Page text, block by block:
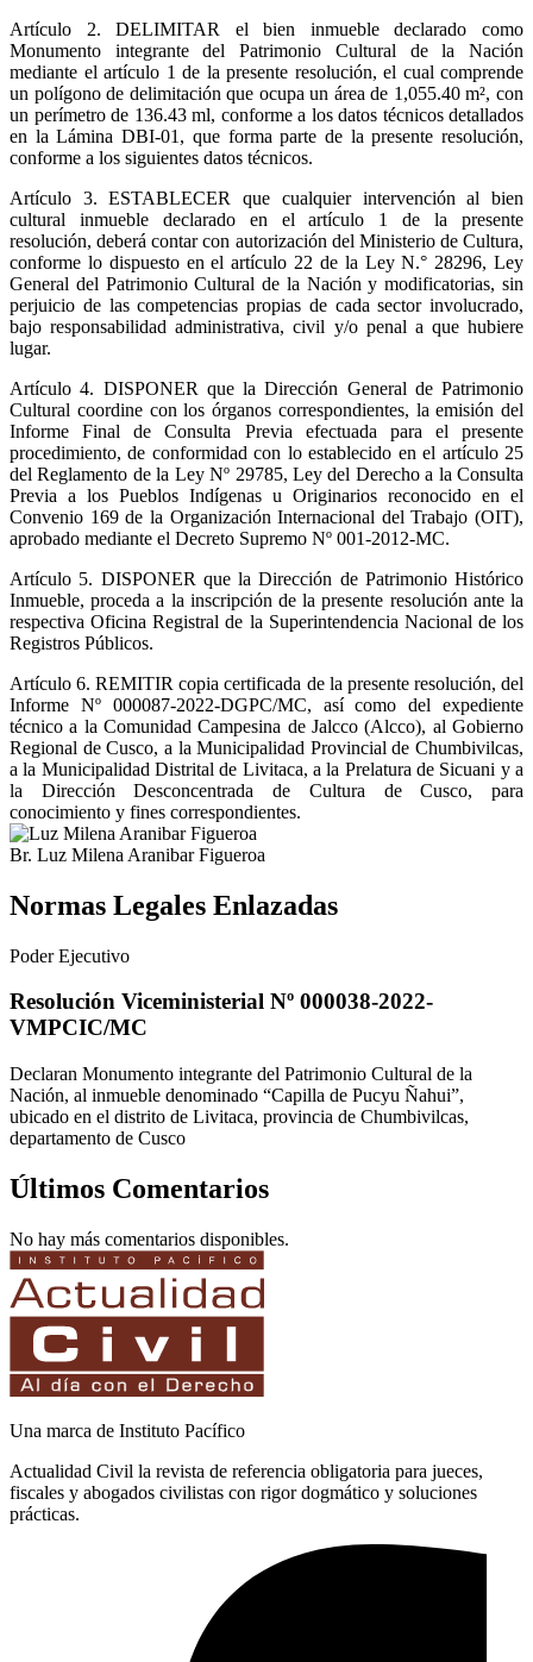
Artículo 2.DELIMITAR el bien inmueble declarado como
Monumento integrante del Patrimonio Cultural de la Nación
mediante el artículo 1 de la presente resolución, el cual comprende
un polígono de delimitación que ocupa un área de 1,055.40 m², con
un perímetro de 136.43 ml, conforme a los datos técnicos detallados
en la Lámina DBI-01, que forma parte de la presente resolución,
conforme a los siguientes datos técnicos.
Artículo 3.ESTABLECER que cualquier intervención al bien
cultural inmueble declarado en el artículo 1 de la presente
resolución, deberá contar con autorización del Ministerio de Cultura,
conforme lo dispuesto en el artículo 22 de la Ley N.° 28296, Ley
General del Patrimonio Cultural de la Nación y modificatorias, sin
perjuicio de las competencias propias de cada sector involucrado,
bajo responsabilidad administrativa, civil y/o penal a que hubiere
lugar.
Artículo 4. DISPONER que la Dirección General de Patrimonio
Cultural coordine con los órganos correspondientes, la emisión del
Informe Final de Consulta Previa efectuada para el presente
procedimiento, de conformidad con lo establecido en el artículo 25
del Reglamento de la Ley Nº 29785, Ley del Derecho a la Consulta
Previa a los Pueblos Indígenas u Originarios reconocido en el
Convenio 169 de la Organización Internacional del Trabajo (OIT),
aprobado mediante el Decreto Supremo Nº 001-2012-MC.
Artículo 5. DISPONER que la Dirección de Patrimonio Histórico
Inmueble, proceda a la inscripción de la presente resolución ante la
respectiva Oficina Registral de la Superintendencia Nacional de los
Registros Públicos.
Artículo 6. REMITIR copia certificada de la presente resolución, del
Informe Nº 000087-2022-DGPC/MC, así como del expediente
técnico a la Comunidad Campesina de Jalcco (Alcco), al Gobierno
Regional de Cusco, a la Municipalidad Provincial de Chumbivilcas,
a la Municipalidad Distrital de Livitaca, a la Prelatura de Sicuani y a
la Dirección Desconcentrada de Cultura de Cusco, para
conocimiento y fines correspondientes.
Br. Luz Milena Aranibar Figueroa
Normas Legales Enlazadas
Poder Ejecutivo
Resolución Viceministerial Nº 000038-2022-
VMPCIC/MC
Declaran Monumento integrante del Patrimonio Cultural de la
Nación, al inmueble denominado “Capilla de Pucyu Ñahui”,
ubicado en el distrito de Livitaca, provincia de Chumbivilcas,
departamento de Cusco
Últimos Comentarios
No hay más comentarios disponibles.
Una marca de Instituto Pacífico
Actualidad Civil la revista de referencia obligatoria para jueces,
fiscales y abogados civilistas con rigor dogmático y soluciones
prácticas.